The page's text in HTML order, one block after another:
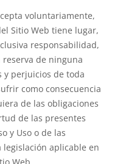
voluntariamente,
Sitio Web tiene lugar,
responsabilidad,
de ninguna
y perjuicios de toda
como consecuencia
de las obligaciones
de las presentes
y Uso o de las
legislación aplicable en